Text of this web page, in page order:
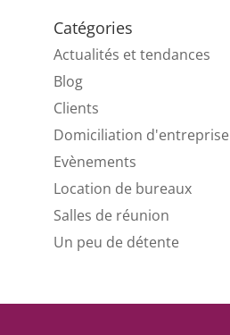
Catégories
Actualités et tendances
Blog
Clients
Domiciliation d'entreprise
Evènements
Location de bureaux
Salles de réunion
Un peu de détente